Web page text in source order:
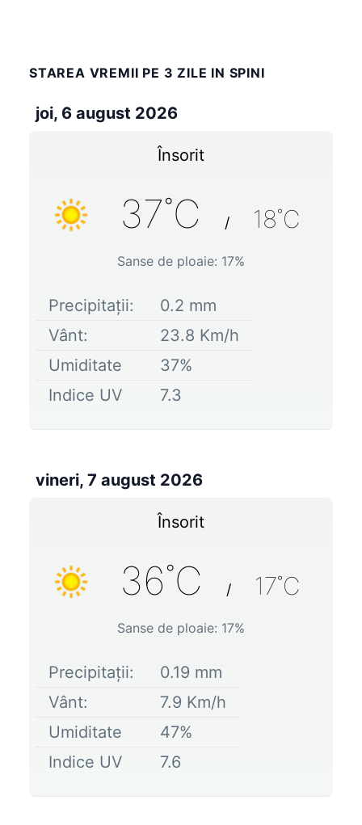
STAREA VREMII PE 3 ZILE IN SPINI
joi, 6 august 2026
Însorit
37˚C / 18˚C
Sanse de ploaie: 17%
Precipitații: 0.2 mm
Vânt:
23.8 Km/h
Umiditate
37%
Indice UV
7.3
vineri, 7 august 2026
Însorit
36˚C / 17˚C
Sanse de ploaie: 17%
Precipitații: 0.19 mm
Vânt:
7.9 Km/h
Umiditate
47%
Indice UV
7.6